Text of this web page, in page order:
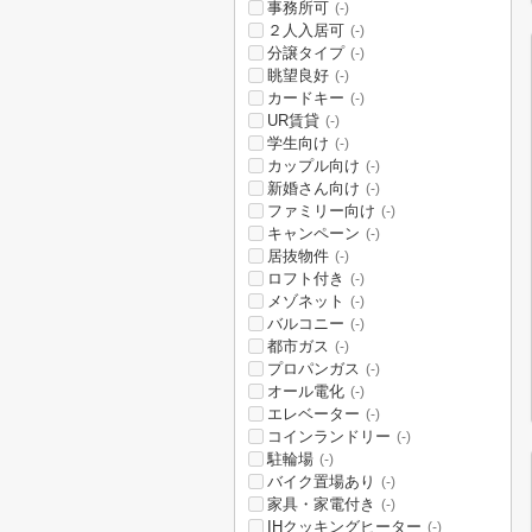
事務所可 (-)
２人入居可 (-)
分譲タイプ (-)
眺望良好 (-)
カードキー (-)
UR賃貸 (-)
学生向け (-)
カップル向け (-)
新婚さん向け (-)
ファミリー向け (-)
キャンペーン (-)
居抜物件 (-)
ロフト付き (-)
メゾネット (-)
バルコニー (-)
都市ガス (-)
プロパンガス (-)
オール電化 (-)
エレベーター (-)
コインランドリー (-)
駐輪場 (-)
バイク置場あり (-)
家具・家電付き (-)
IHクッキングヒーター (-)